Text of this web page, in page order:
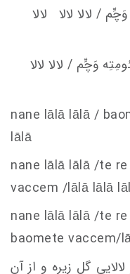
/ لالا لالا لالا
وَچِّم / لالا لالا
nane lālā lālā /
lālā
nane lālā lālā /te re
vaccem /lālā lālā
nane lālā lālā /te
baomete vaccem/
گل زیره و از آن